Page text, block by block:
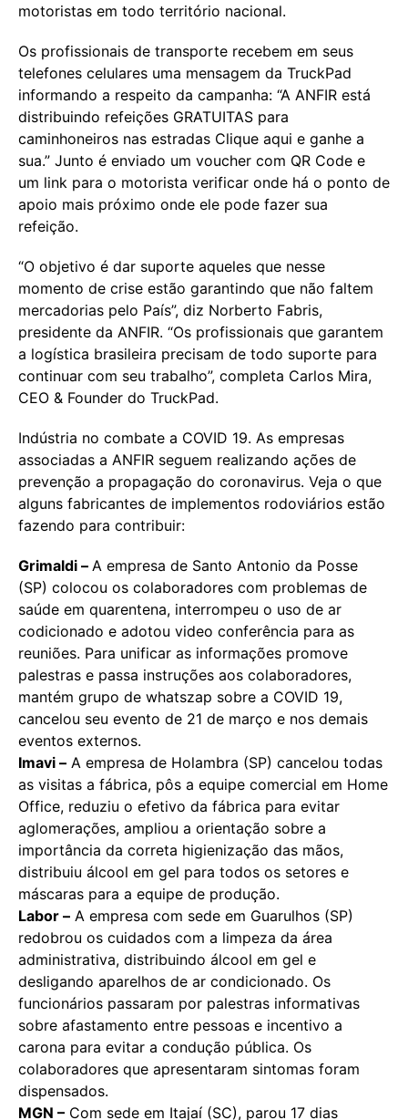
motoristas em todo território nacional.
Os profissionais de transporte recebem em seus
telefones celulares uma mensagem da TruckPad
informando a respeito da campanha: “A ANFIR está
distribuindo refeições GRATUITAS para
caminhoneiros nas estradas Clique aqui e ganhe a
sua.” Junto é enviado um voucher com QR Code e
um link para o motorista verificar onde há o ponto de
apoio mais próximo onde ele pode fazer sua
refeição.
“O objetivo é dar suporte aqueles que nesse
momento de crise estão garantindo que não faltem
mercadorias pelo País”, diz Norberto Fabris,
presidente da ANFIR. “Os profissionais que garantem
a logística brasileira precisam de todo suporte para
continuar com seu trabalho”, completa Carlos Mira,
CEO & Founder do TruckPad.
Indústria no combate a COVID 19. As empresas
associadas a ANFIR seguem realizando ações de
prevenção a propagação do coronavirus. Veja o que
alguns fabricantes de implementos rodoviários estão
fazendo para contribuir:
Grimaldi – A empresa de Santo Antonio da Posse
(SP) colocou os colaboradores com problemas de
saúde em quarentena, interrompeu o uso de ar
codicionado e adotou video conferência para as
reuniões. Para unificar as informações promove
palestras e passa instruções aos colaboradores,
mantém grupo de whatszap sobre a COVID 19,
cancelou seu evento de 21 de março e nos demais
eventos externos.
Imavi – A empresa de Holambra (SP) cancelou todas
as visitas a fábrica, pôs a equipe comercial em Home
Office, reduziu o efetivo da fábrica para evitar
aglomerações, ampliou a orientação sobre a
importância da correta higienização das mãos,
distribuiu álcool em gel para todos os setores e
máscaras para a equipe de produção.
Labor – A empresa com sede em Guarulhos (SP)
redobrou os cuidados com a limpeza da área
administrativa, distribuindo álcool em gel e
desligando aparelhos de ar condicionado. Os
funcionários passaram por palestras informativas
sobre afastamento entre pessoas e incentivo a
carona para evitar a condução pública. Os
colaboradores que apresentaram sintomas foram
dispensados.
MGN – Com sede em Itajaí (SC), parou 17 dias